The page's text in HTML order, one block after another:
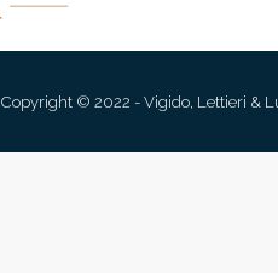
Copyright © 2022 - Vigido, Lettieri &